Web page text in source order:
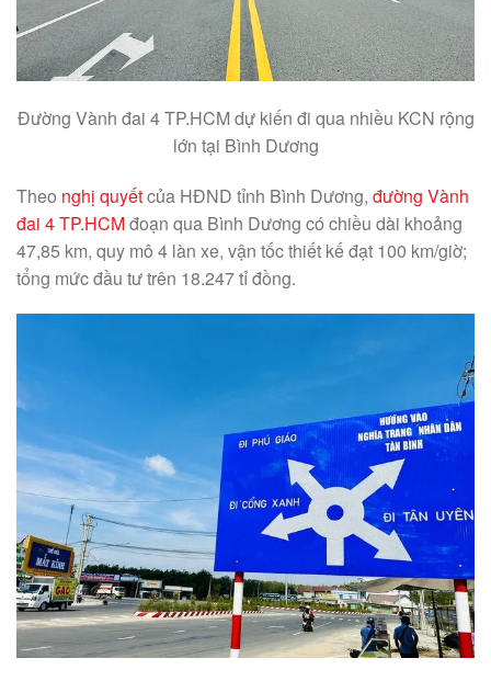
Đường Vành đai 4 TP.HCM dự kiến đi qua nhiều KCN rộng
lớn tại Bình Dương
Theo nghị quyếtcủa HĐND tỉnh Bình Dương, đường Vành
đai 4 TP.HCMđoạn qua Bình Dương có chiều dài khoảng
47,85 km, quy mô 4 làn xe, vận tốc thiết kế đạt 100 km/giờ;
tổng mức đầu tư trên 18.247 tỉ đồng.